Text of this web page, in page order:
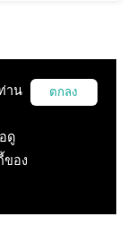
าน
ดู
ของ
ตกลง